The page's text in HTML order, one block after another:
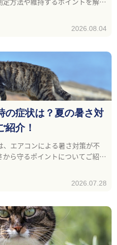
2026.08.04
の症状は？夏の暑さ対
紹介！
エアコンによる暑さ対策が不
ら守るポイントについてご紹介
2026.07.28